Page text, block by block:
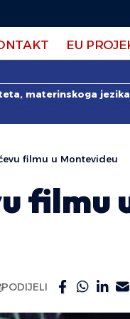
EU
materinskoga
filmu u Montevideu
filmu
PODIJELI